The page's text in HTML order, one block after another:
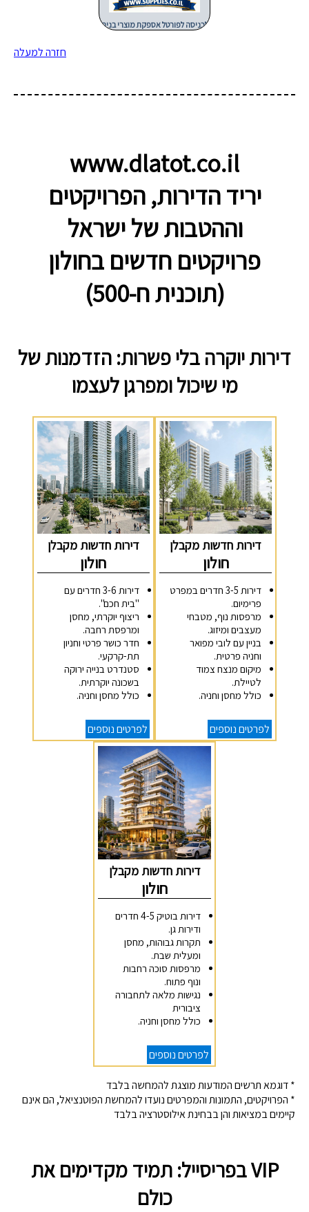
לכניסה לפורטל אספקת מוצרי בניה
חזרה למעלה
www.dlatot.co.il
יריד הדירות, הפרויקטים
וההטבות של ישראל
פרויקטים חדשים בחולון
(תוכנית ח-500)
דירות יוקרה בלי פשרות: הזדמנות של
מי שיכול ומפרגן לעצמו
דירות חדשות מקבלן
חולון
דירות 3-5 חדרים במפרט
פרימיום.
מרפסות נוף, מטבחי
מעצבים ומיזוג.
בניין עם לובי מפואר
וחניה פרטית.
מיקום מנצח צמוד
לטיילת.
כולל מחסן וחניה.
לפרטים נוספים
דירות חדשות מקבלן
חולון
דירות 3-6 חדרים עם
"בית חכם".
ריצוף יוקרתי, מחסן
ומרפסת רחבה.
חדר כושר פרטי וחניון
תת-קרקעי.
סטנדרט בנייה ירוקה
בשכונה יוקרתית.
כולל מחסן וחניה.
לפרטים נוספים
דירות חדשות מקבלן
חולון
דירות בוטיק 4-5 חדרים
ודירות גן.
תקרות גבוהות, מחסן
ומעלית שבת.
מרפסות סוכה רחבות
ונוף פתוח.
נגישות מלאה לתחבורה
ציבורית
כולל מחסן וחניה.
לפרטים נוספים
* דוגמא תרשים המודעות מוצגת להמחשה בלבד
* הפרויקטים, התמונות והמפרטים נועדו להמחשת הפוטנציאל, הם אינם
קיימים במציאות והן בבחינת אילוסטרציה בלבד
VIP בפריסייל: תמיד מקדימים את
כולם